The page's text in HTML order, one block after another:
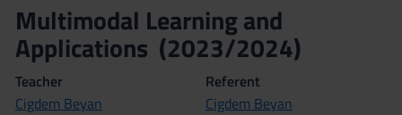
Multimodal Learning and
Applications (2023/2024)
Teacher
Cigdem Beyan
Referent
Cigdem Beyan